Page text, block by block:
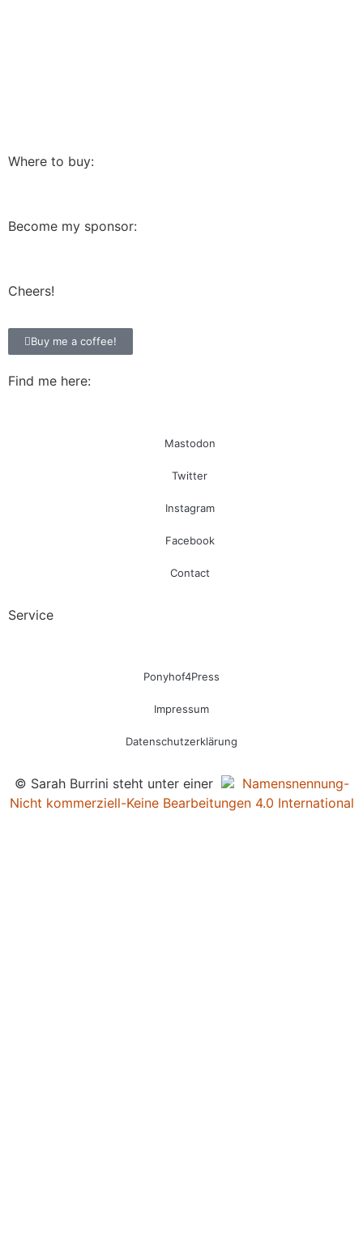
Where to buy:
Become my sponsor:
Cheers!
Buy me a coffee!
Find me here:
Mastodon
Twitter
Instagram
Facebook
Contact
Service
Ponyhof4Press
Impressum
Datenschutzerklärung
© Sarah Burrini steht unter einer
Namensnennung-
Nicht kommerziell-Keine Bearbeitungen 4.0 International